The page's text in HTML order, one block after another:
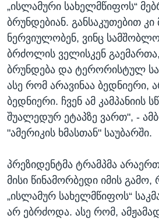
„ისლამური სახელმწიფოს“
ბრუნდებიან. განსაკუთებით
ნერვიულობენ, ვინც
ბრძოლის ველისკენ
ბრუნდება და ტერორისტულ
ასე რომ არავინაა ბედნიერი,
ბედნიერი. ჩვენ ამ კამპანიის
შუალედურ ეტაპზე ვართ", -
"ამერიკის ხმასთან" საუბარში.
პრეზიდენტმა ტრამპმა
მისი წინამორბედი იმის გამო,
„ისლამურ სახელმწიფოს“
არ ებრძოდა. ასე რომ,